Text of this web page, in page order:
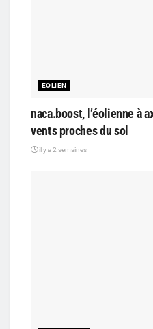
EOLIEN
naca.boost, l’éolienne à
vents proches du sol
il y a 2 semaines